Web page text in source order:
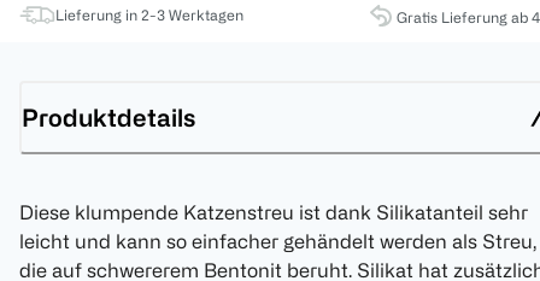
Lieferung in 2-3 Werktagen Gratis Lieferung ab
Produktdetails
Diese klumpende Katzenstreu ist dank Silikatanteil sehr
leicht und kann so einfacher gehändelt werden als Streu,
die auf schwererem Bentonit beruht. Silikat hat